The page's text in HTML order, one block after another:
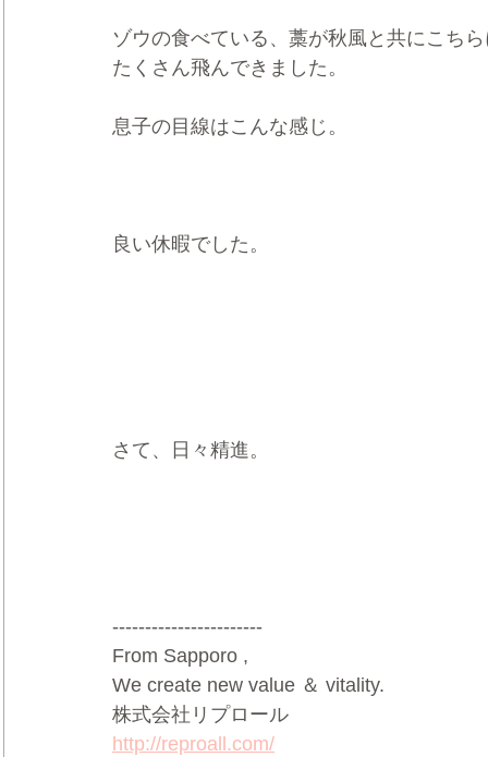
ゾウの食べている、藁が秋風と共にこち
たくさん飛んできました。
息子の目線はこんな感じ。
良い休暇でした。
さて、日々精進。
-----------------------
From Sapporo ,
We create new value ＆ vitality.
株式会社リプロール
http://reproall.com/